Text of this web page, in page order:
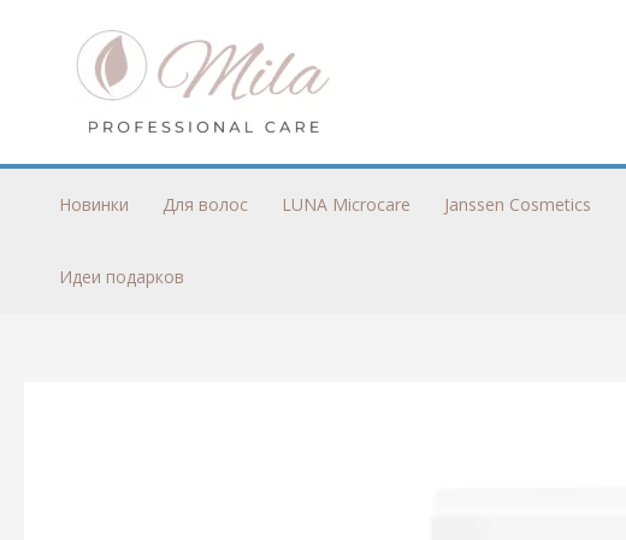
содержимому
Новинки Для волос LUNA Microcare Janssen Cosmetics
Идеи подарков